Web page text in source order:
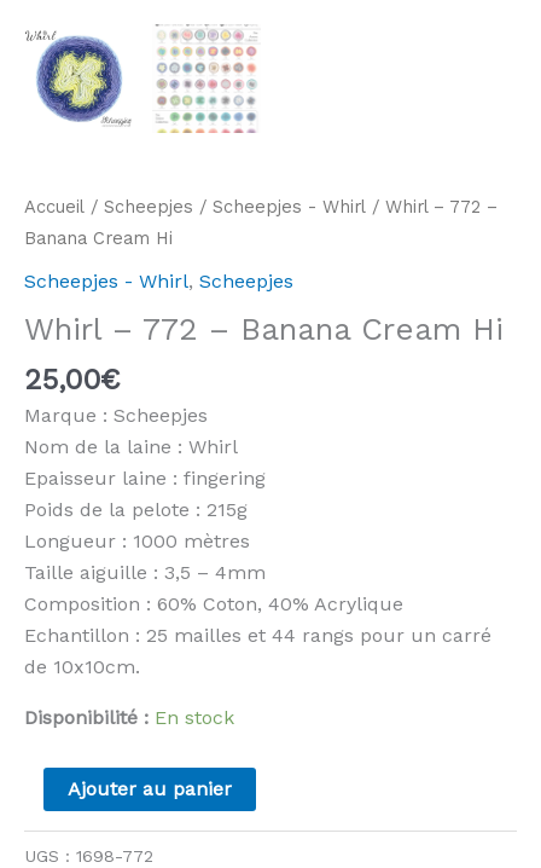
Accueil / Scheepjes / Scheepjes - Whirl / Whirl – 772 –
Banana Cream Hi
Scheepjes - Whirl, Scheepjes
Whirl – 772 – Banana Cream Hi
25,00€
Marque : Scheepjes
Nom de la laine : Whirl
Epaisseur laine : fingering
Poids de la pelote : 215g
Longueur : 1000 mètres
Taille aiguille : 3,5 – 4mm
Composition : 60% Coton, 40% Acrylique
Echantillon : 25 mailles et 44 rangs pour un carré
de 10x10cm.
Disponibilité : En stock
quantité
de
Ajouter au panier
UGS : 1698-772